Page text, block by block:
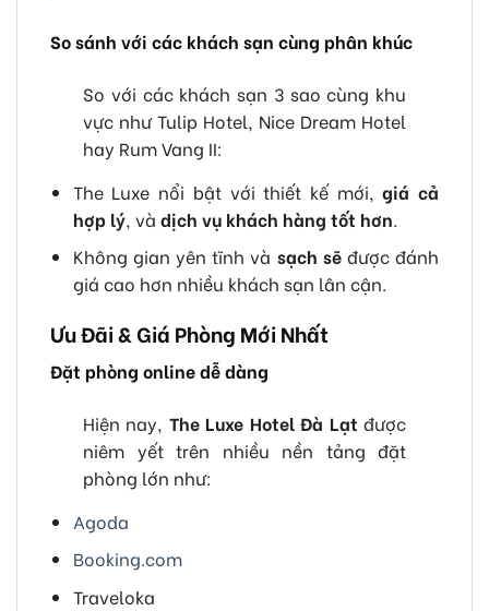
So sánh với các khách sạn cùng phân khúc
So với các khách sạn 3 sao cùng khu
vực như Tulip Hotel, Nice Dream Hotel
hay Rum Vang II:
The Luxe nổi bật với thiết kế mới,giá cả
hợp lý, và dịch vụ khách hàng tốt hơn.
Không gian yên tĩnh và sạch sẽđược đánh
giá cao hơn nhiều khách sạn lân cận.
Ưu Đãi & Giá Phòng Mới Nhất
Đặt phòng online dễ dàng
Hiện nay, The Luxe Hotel Đà Lạt được
niêm yết trên nhiều nền tảng đặt
phòng lớn như:
Agoda
Booking.com
Traveloka